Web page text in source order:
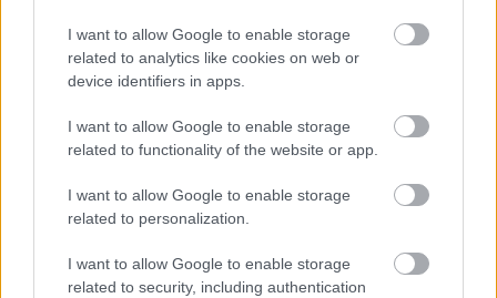
I want to allow Google to enable storage
related to analytics like cookies on web or
device identifiers in apps.
I want to allow Google to enable storage
related to functionality of the website or app.
I want to allow Google to enable storage
related to personalization.
I want to allow Google to enable storage
related to security, including authentication
megnyitotta az utat Horner előtt, ám a Renault
elutasító magatartása miatt a helyzet továbbra
sem kedvező a számára.
EZEKET IS AJÁNLJUK
FORMA-1
McLaren és a Ferrari a
célkeresztben